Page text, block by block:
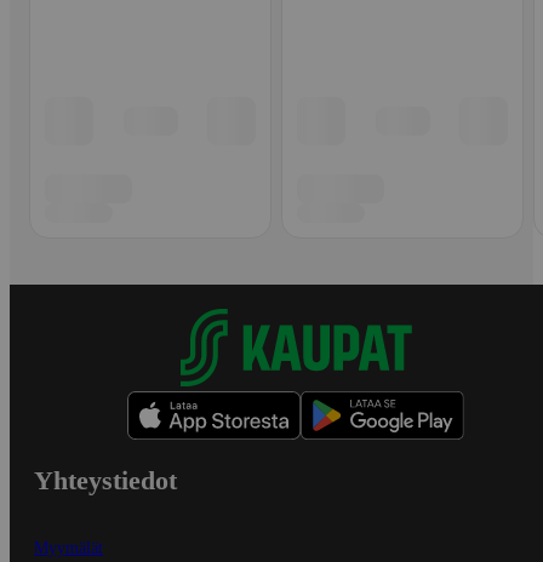
Yhteystiedot
Myymälät